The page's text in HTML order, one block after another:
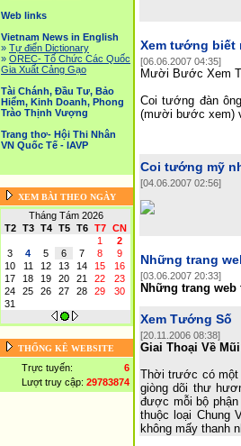
Web links
Vietnam News in English
» Tự điển Dictionary
» OREC- Tố Chức Các Quốc
Gia Xuất Cảng Gạo
Tài Chánh, Đầu Tư, Bảo
Hiểm, Kinh Doanh, Phong
Trào Thịnh Vượng
Trang thơ- Hội Thi Nhân
VN Quốc Tế - IAVP
XEM BÀI THEO NGÀY
Tháng Tám 2026
T2
T3 T4 T5 T6 T7
CN
1
2
3
4 5 6 7 8
9
10
11 12 13 14 15
16
17
18 19 20 21 22
23
24
25 26 27 28 29
30
31
THỐNG KÊ WEBSITE
Trực tuyến:
6
Lượt truy cập: 29783874
Xem tướng biết
[06.06.2007 04:35]
Mười Bước Xem
Coi tướng đàn
(mười bước xem)
Coi tướng mỹ
[04.06.2007 02:56]
Những trang
[03.06.2007 20:33]
Những trang
Xem Tướng Số
[20.11.2006 08:38]
Giai Thoại Về Mũi
Thời trước có một
giòng dõi thư
được mỗi bộ
thuộc loại Chung
không mấy thanh